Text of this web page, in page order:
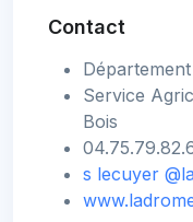
Contact
Service
Bois
s lecuyer